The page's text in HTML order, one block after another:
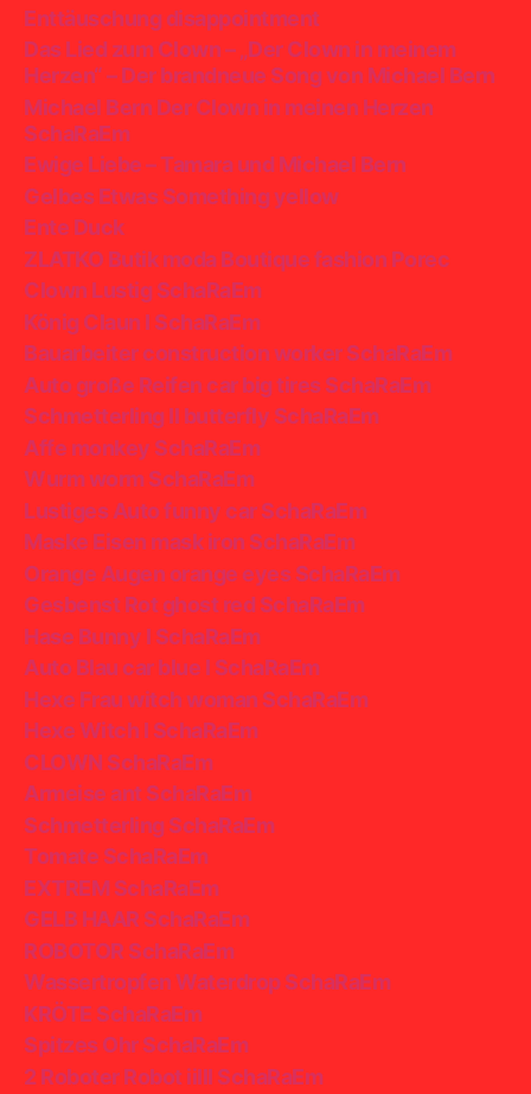
Enttäuschung disappointment
Das Lied zum Clown – „Der Clown in meinem
Herzen“ – Der brandneue Song von Michael Bern
Michael Bern Der Clown in meinen Herzen
SchaRaEm
Ewige Liebe – Tamara und Michael Bern
Gelbes Etwas Something yellow
Ente Duck
ZLATKO Butik moda Boutique fashion Porec
Clown Lustig SchaRaEm
König Claun I SchaRaEm
Bauarbeiter construction worker SchaRaEm
Auto große Reifen car big tires SchaRaEm
Schmetterling II butterfly SchaRaEm
Affe monkey SchaRaEm
Wurm worm SchaRaEm
Lustiges Auto funny car SchaRaEm
Maske Eisen mask iron SchaRaEm
Orange Augen orange eyes SchaRaEm
Gesbenst Rot ghost red SchaRaEm
Hase Bunny I SchaRaEm
Auto Blau car blue I SchaRaEm
Hexe Frau witch woman SchaRaEm
Hexe Witch I SchaRaEm
CLOWN SchaRaEm
Armeise ant SchaRaEm
Schmetterling SchaRaEm
Tomate SchaRaEm
EXTREM SchaRaEm
GELB HAAR SchaRaEm
ROBOTOR SchaRaEm
Wassertropfen Waterdrop SchaRaEm
KRÖTE SchaRaEm
Spitzes Ohr SchaRaEm
2 Roboter Robot iiIII SchaRaEm